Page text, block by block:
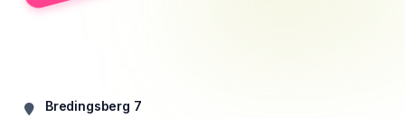
Bredingsberg 7